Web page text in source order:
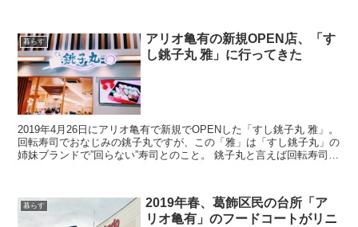
暮らす
アリオ亀有の新規OPEN店、「す
し銚子丸 雅」に行ってきた
2019年4月26日にアリオ亀有で新規でOPENした「すし銚子丸 雅」。
回転寿司でおなじみの銚子丸ですが、この「雅」は「すし銚子丸」の
姉妹ブランドで”回らない”寿司とのこと。 銚子丸と言えば回転寿司界
暮らす
2019年春、葛飾区民の台所「ア
リオ亀有」のフードコートがリニ